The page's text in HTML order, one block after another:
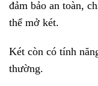
đảm bảo an toàn,
thể mở két.
Két còn có tính
thường.